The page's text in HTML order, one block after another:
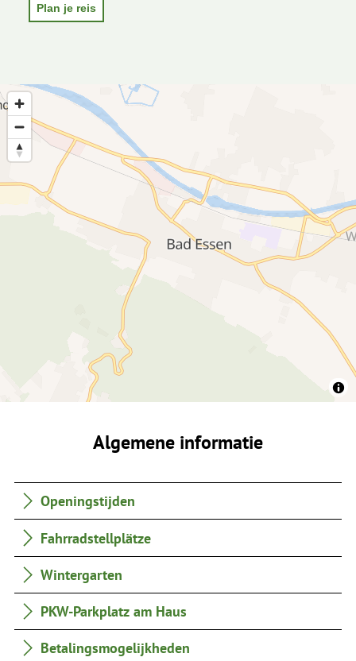
Plan je reis
Algemene informatie
Openingstijden
Fahrradstellplätze
Wintergarten
PKW-Parkplatz am Haus
Betalingsmogelijkheden